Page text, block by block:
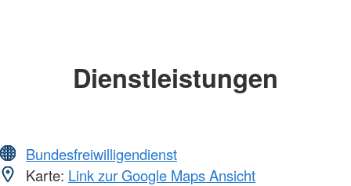
Dienstleistungen
Bundesfreiwilligendienst
Karte: Link zur Google Maps Ansicht